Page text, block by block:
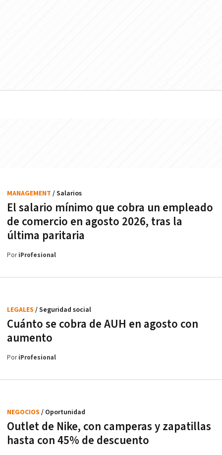
El salario mínimo que cobra un empleado
de comercio en agosto 2026, tras la
última paritaria
MANAGEMENT / Salarios
PoriProfesional
Cuánto se cobra de AUH en agosto con
aumento
LEGALES / Seguridad social
PoriProfesional
Outlet de Nike, con camperas y zapatillas
hasta con 45% de descuento
NEGOCIOS / Oportunidad